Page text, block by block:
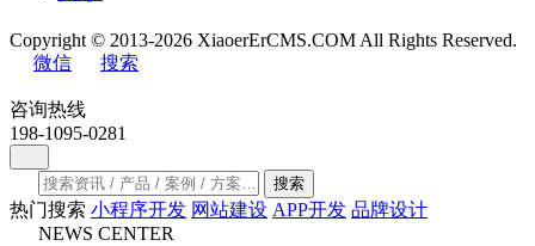
Copyright © 2013-2026 XiaoerErCMS.COM All Rights Reserved.
微信
搜索
咨询热线
198-1095-0281
搜索
热门搜索 小程序开发 网站建设 APP开发 品牌设计
NEWS CENTER